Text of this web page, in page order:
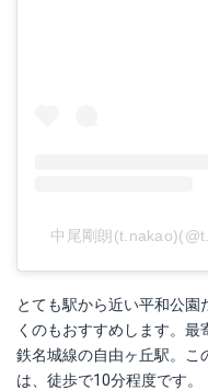
中尾剛朗
とても駅から近い平和公
くのもおすすめします。
鉄名城線の自由ヶ丘駅。こ
は、徒歩で10分程度です。